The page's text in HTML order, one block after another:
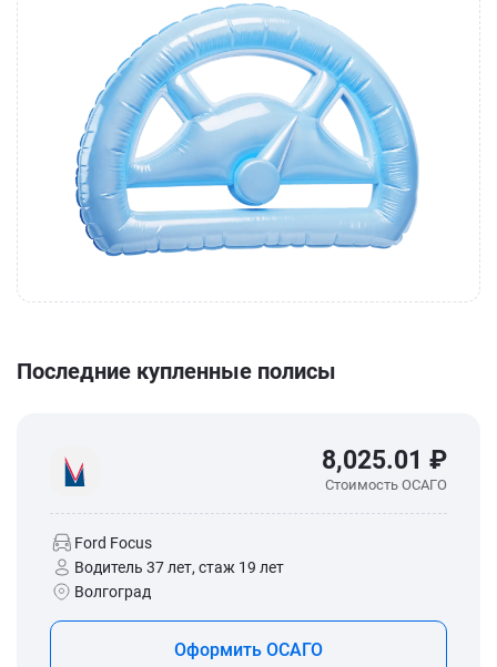
Последние купленные полисы
8,025.01 ₽
Стоимость ОСАГО
Ford Focus
Водитель 37 лет, стаж 19 лет
Волгоград
Оформить ОСАГО